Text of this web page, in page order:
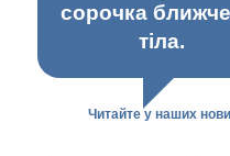
сорочка
тіла.
Читайте у наших